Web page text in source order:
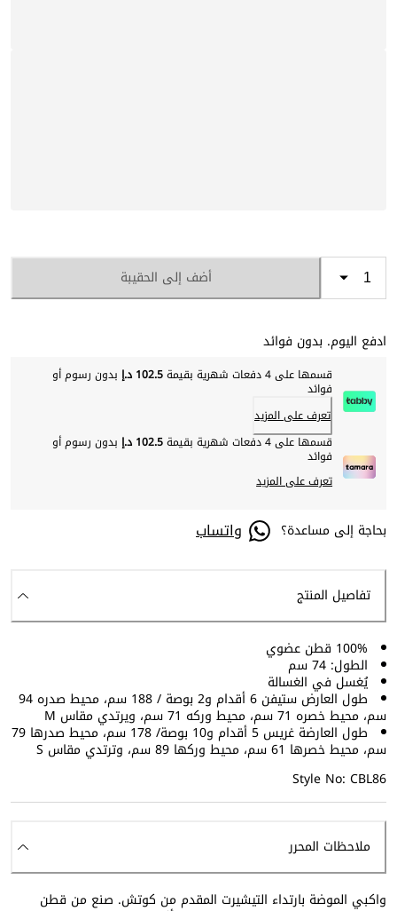
أضف إلى الحقيبة
ادفع اليوم. بدون فوائد
قسمها على 4 دفعات شهرية بقيمة 102.5 د.إ بدون رسوم أو
فوائد
تعرف على المزيد
قسمها على 4 دفعات شهرية بقيمة
102.5 د.إ بدون رسوم أو
فوائد
تعرف على المزيد
بحاجة إلى مساعدة؟ واتساب
تفاصيل المنتج
100% قطن عضوي
الطول: 74 سم
يُغسل في الغسالة
طول العارض ستيفن 6 أقدام و2 بوصة / 188 سم، محيط صدره 94
سم، محيط خصره 71 سم، محيط وركه 71 سم، ويرتدي مقاس M
طول العارضة غريس 5 أقدام و10 بوصة/ 178 سم، محيط صدرها 79
سم، محيط خصرها 61 سم، محيط وركها 89 سم، وترتدي مقاس S
Style No: CBL86
ملاحظات المحرر
واكبي الموضة بارتداء التيشيرت المقدم من كوتش. صنع من قطن